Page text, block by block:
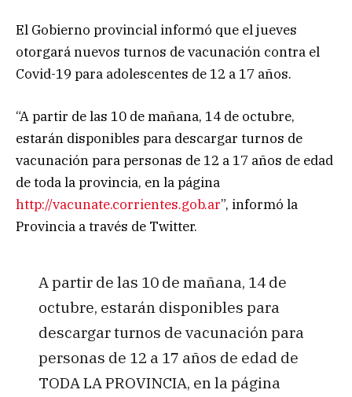
El Gobierno provincial informó que el jueves
otorgará nuevos turnos de vacunación contra el
Covid-19 para adolescentes de 12 a 17 años.
“A partir de las 10 de mañana, 14 de octubre,
estarán disponibles para descargar turnos de
vacunación para personas de 12 a 17 años de edad
de toda la provincia, en la página
http://vacunate.corrientes.gob.ar”, informó la
Provincia a través de Twitter.
A partir de las 10 de mañana, 14 de
octubre, estarán disponibles para
descargar turnos de vacunación para
personas de 12 a 17 años de edad de
TODA LA PROVINCIA, en la página